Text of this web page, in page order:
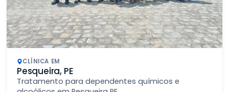
CLÍNICA EM
Pesqueira, PE
Tratamento para dependentes químicos e